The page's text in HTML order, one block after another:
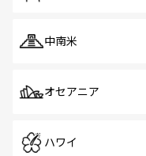
中南米
オセアニア
ハワイ